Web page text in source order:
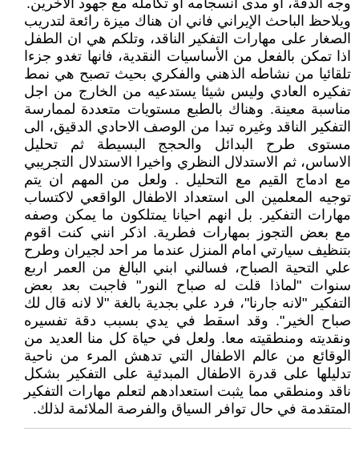
وجه الدقة، أو مدى انسجامه أو تكامله مع جهود الآخرين.
ويلاحظ الباحث الإيراني فاني ان هناك ميزة رائعة لتدريب
الصغار على مهارات التفكير الناقد، وتلكم هي ان الطفل
اذا تمكن بالفعل من الأساسيات النقدية، فانها تغدو جزءا
تلقائيا من نشاطه الذهني والفكري بحيث تصبح هي نمط
تفكيره العادي وليس شيئا يستدعيه من الخارج من اجل
مناسبة معينة. وهناك بالطبع مستويات متعددة لممارسة
التفكير الناقد وغيره تبدا من الوصف الاحادي الدقيق، الى
مستوى طرح البدائل والحجج البسيطة ثم تحليل
الاساس، ثم الاستدلال النظري واخيرا الاستدلال التجريبي
مع ادماج القيم مع التحليل . ولعل من المهم ان يتم
توجيه المعلمين الى استعداد الاطفال الواقعي لاكتساب
مهارات التفكير. بل انهم احيانا يمتلكون ما يمكن وصفه
مع بعض التجوز بمهارات فطرية. اذكر انني كنت اقوم
بتنظيف سيارتي امام المنزل عندما مر احد لجيران وطرح
علي التحية الصباح، فسالني ابني البالغ من العمر اربع
سنوات "لماذا قلت له صباح النور" فاجبت بعد بعض
التفكير "لانه جارنا"، فرد علي بجدية بالغة "لا لانه قال لك
صباح الخير". وقد اسقط في يدي بسبب دقة تفسيره
ونقديته ومنطقيته معا. ولعل في حياة كل منا العديد من
الوقائع من عالم الاطفال التي تدهش المرء من ناحية
تدليلها على قدرة الاطفال المبدئية على التفكير بشكل
ناقد ومنطقي مما يثبت استعدادهم لتعلم مهارات التفكير
المتقدمة في حال توافر السياق والفرصة الملائمة لذلك.